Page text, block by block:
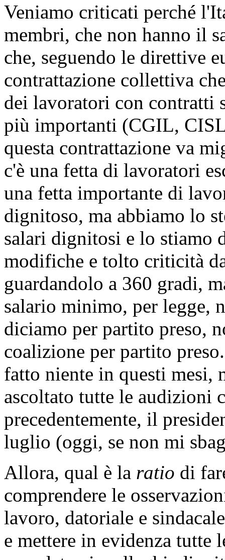
Veniamo criticati perché
membri, che non hanno il
che, seguendo le direttive
contrattazione collettiva
dei lavoratori con contratti
più importanti (CGIL,
questa contrattazione va
c'è una fetta di lavoratori
una fetta importante di
dignitoso, ma abbiamo lo
salari dignitosi e lo stiamo
modifiche e tolto criticità
guardandolo a 360 gradi,
salario minimo, per legge,
diciamo per partito preso,
coalizione per partito
fatto niente in questi mesi,
ascoltato tutte le audizioni
precedentemente, il
luglio (oggi, se non mi
Allora, qual è la ratio di
comprendere le
lavoro, datoriale e
e mettere in evidenza tutte